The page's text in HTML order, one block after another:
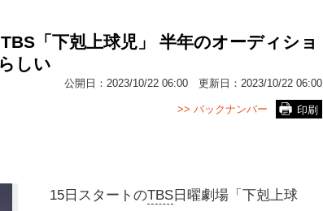
「下剋上球児」 半年のオーディショ
しい
公開日： 2023/10/22 06:00 更新日： 2023/10/22 06:00
印刷
>> バックナンバー
15日スタートのTBS 日曜劇場「下剋上球